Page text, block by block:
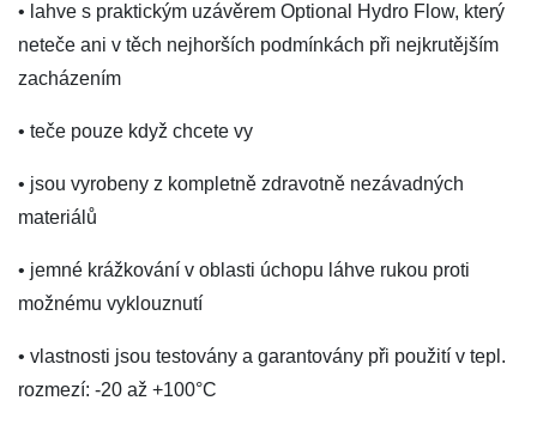
• lahve s praktickým uzávěrem Optional Hydro Flow, který
neteče ani v těch nejhorších podmínkách při nejkrutějším
zacházením
• teče pouze když chcete vy
• jsou vyrobeny z kompletně zdravotně nezávadných
materiálů
• jemné krážkování v oblasti úchopu láhve rukou proti
možnému vyklouznutí
• vlastnosti jsou testovány a garantovány při použití v tepl.
rozmezí: -20 až +100°C